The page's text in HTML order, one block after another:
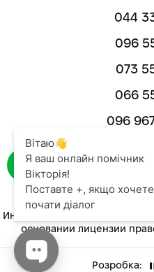
044
096
073
066
096
Интернет-магазин
основании лицензии
Розробка: